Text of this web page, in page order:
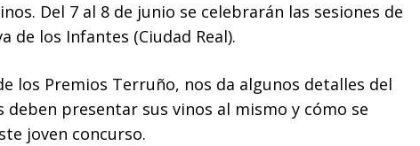
Del 7 al 8 de junio se celebrarán las sesiones de
de los Infantes (Ciudad Real).
los Premios Terruño, nos da algunos detalles del
presentar sus vinos al mismo y cómo se
joven concurso.